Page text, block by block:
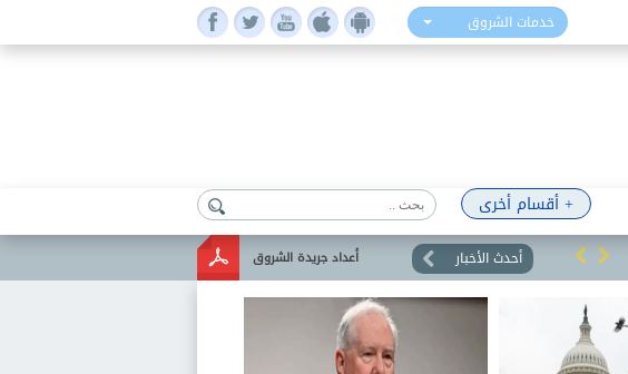
خدمات الشروق
+ أقسام أخرى
أعداد جريدة الشروق أحدث الأخبار